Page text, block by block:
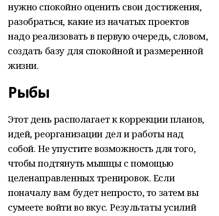
нужно спокойно оценить свои достижения,
разобраться, какие из начатых проектов
надо реализовать в первую очередь, словом,
создать базу для спокойной и размеренной
жизни.
Рыбы
Этот день располагает к коррекции планов,
идей, реорганизации дел и работы над
собой. Не упустите возможность для того,
чтобы подтянуть мышцы с помощью
целенаправленных тренировок. Если
поначалу вам будет непросто, то затем вы
сумеете войти во вкус. Результаты усилий